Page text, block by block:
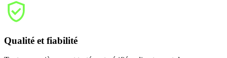
Qualité et fiabilité